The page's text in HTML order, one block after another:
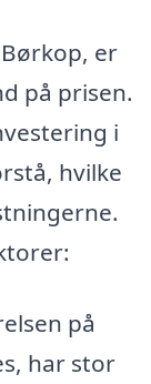
er
på prisen.
i
hvilke
på
har stor